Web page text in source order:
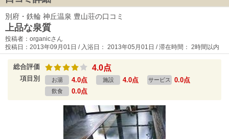
別府・鉄輪 神丘温泉 豊山荘の口コミ
上品な泉質
投稿者：organicさん
投稿日：2013年09月01日 / 入浴日： 2013年05月01日 / 滞在時間： 2時間以内
総合評価 4.0点
項目別 お湯 4.0点 施設 4.0点 サービス 0.0点
飲食 0.0点